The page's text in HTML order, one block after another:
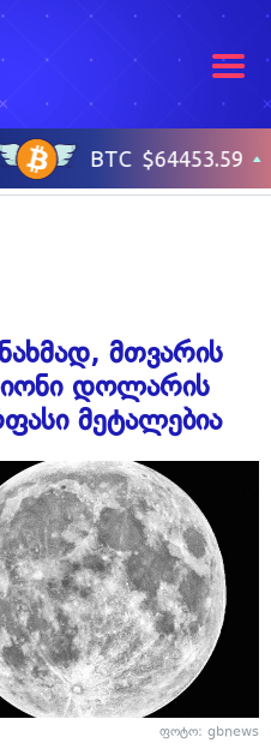
მთვარის
დოლარის
მეტალებია
ფოტო: gbnews